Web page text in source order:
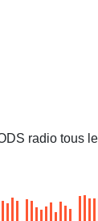
radio tous